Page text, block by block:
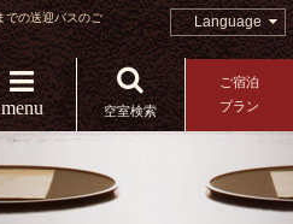
での送迎バスのご
Language
menu 空室検索
ご宿泊
プラン